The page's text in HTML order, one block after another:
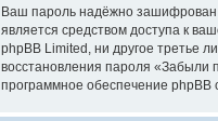
Ваш пароль надёжно зашифрован
является средством доступа к
phpBB Limited, ни другое третье
восстановления пароля «Забыли
программное обеспечение phpBB